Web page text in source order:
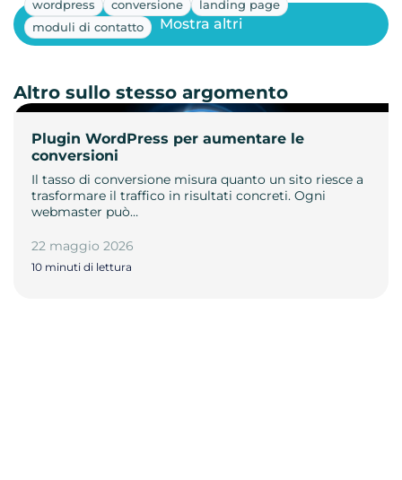
wordpress conversione
landing page
moduli di contatto
Plugin WordPress per aumentare le
conversioni
Il tasso di conversione misura quanto un sito riesce a
trasformare il traffico in risultati concreti. Ogni
webmaster può…
22 maggio 2026
10 minuti di lettura
Mostra altri
Altro sullo stesso argomento